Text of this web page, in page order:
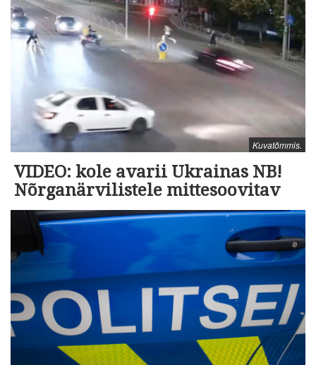
Kuvatõmmis.
VIDEO: kole avarii Ukrainas NB!
Nõrganärvilistele mittesoovitav